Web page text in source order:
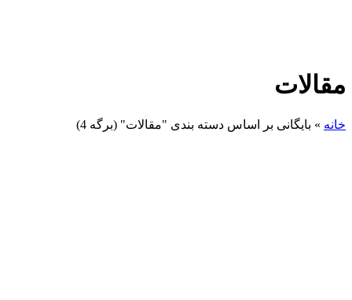
مقالات
خانه » بایگانی بر اساس دسته بندی "مقالات" (برگه 4)